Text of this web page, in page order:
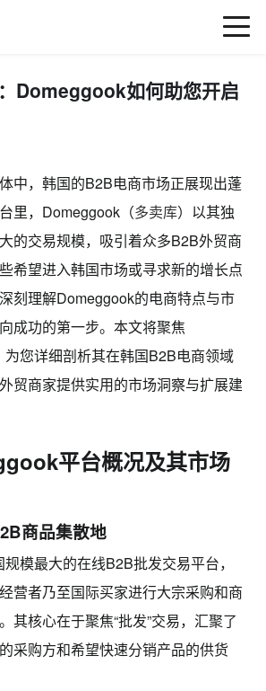
Domeggook如何助您开启
中，韩国的B2B电商市场正展现出蓬
里，Domeggook（多卖库）以其独
的交易规模，吸引着众多B2B外贸商
希望进入韩国市场或寻求新的增长点
刻理解Domeggook的电商特点与市
成功的第一步。本文将聚焦
您详细剖析其在韩国B2B电商领域
贸商家提供实用的市场洞察与扩展建
平台概况及其市场
商品集散地
规模最大的在线B2B批发交易平台，
营者乃至国际买家进行大宗采购和商
其核心在于聚焦“批发”交易，汇聚了
采购方和希望快速分销产品的供货